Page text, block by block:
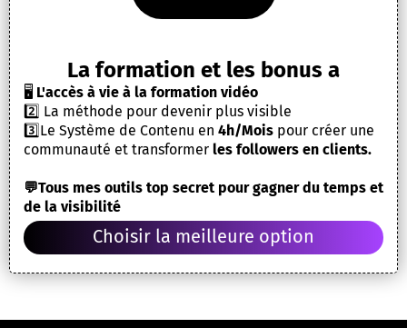
La formation et les bonus a
🖥️ L'accès à vie à la formation vidéo
2️⃣ La méthode pour devenir plus visible
3️⃣Le Système de Contenu en 4h/Mois pour créer une
communauté et transformer les followers en clients.
💬Tous mes outils top secret pour gagner du temps et
de la visibilité
Choisir la meilleure option